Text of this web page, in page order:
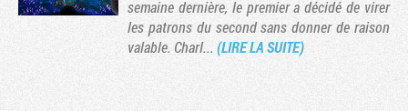
semaine dernière, le premier a décidé de virer
les patrons du second sans donner de raison
valable. Charl...(LIRE LA SUITE)